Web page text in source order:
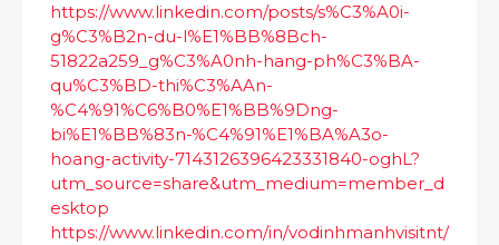
https://www.linkedin.com/posts/s%C3%A0i-
g%C3%B2n-du-l%E1%BB%8Bch-
51822a259_g%C3%A0nh-hang-ph%C3%BA-
qu%C3%BD-thi%C3%AAn-
%C4%91%C6%B0%E1%BB%9Dng-
bi%E1%BB%83n-%C4%91%E1%BA%A3o-
hoang-activity-7143126396423331840-oghL?
utm_source=share&utm_medium=member_d
esktop
https://www.linkedin.com/in/vodinhmanhvisitnt/